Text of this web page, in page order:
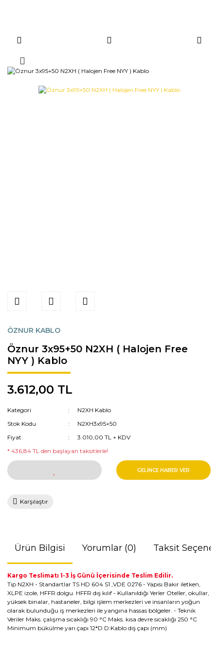
ÖZNUR KABLO
Öznur 3x95+50 N2XH ( Halojen Free
NYY ) Kablo
3.612,00 TL
Kategori
N2XH Kablo
Stok Kodu
N2XH3x95+50
Fiyat
3.010,00 TL + KDV
* 436,84 TL den başlayan taksitlerle!
GELİNCE HABER VER
Karşılaştır
Ürün Bilgisi Yorumlar (0) Taksit
Kargo Teslimatı 1-3 İş Günü İçerisinde Teslim Edilir.
Tip N2XH - Standartlar TS HD 604 S1 ,VDE 0276 - Yapısı Bakır iletken,
XLPE izole, HFFR dolgu. HFFR dış kılıf - Kullanıldığı Yerler Oteller, okullar,
yüksek binalar, hastaneler, bilgi işlem merkezleri ve insanların yoğun
olarak bulunduğu iş merkezleri ile yangına hassas bölgeler. - Teknik
Veriler Maks. çalışma sıcaklığı 90 °C Maks. kısa devre sıcaklığı 250 °C
Minimum bükülme yarı çapı 12*D D:Kablo dış çapı (mm)